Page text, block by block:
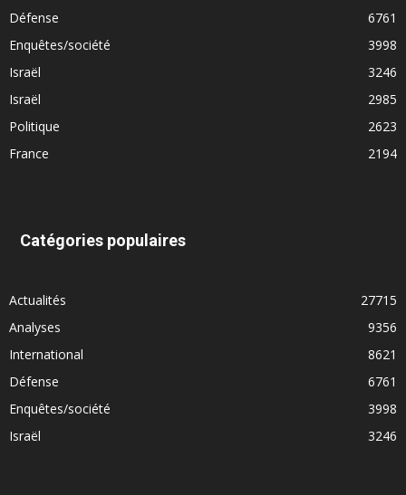
Défense
6761
Enquêtes/société
3998
Israël
3246
Israël
2985
Politique
2623
France
2194
Catégories populaires
Actualités
27715
Analyses
9356
International
8621
Défense
6761
Enquêtes/société
3998
Israël
3246